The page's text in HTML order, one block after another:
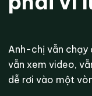
Anh-chị vẫn chạy
vẫn xem video,
dễ rơi vào một